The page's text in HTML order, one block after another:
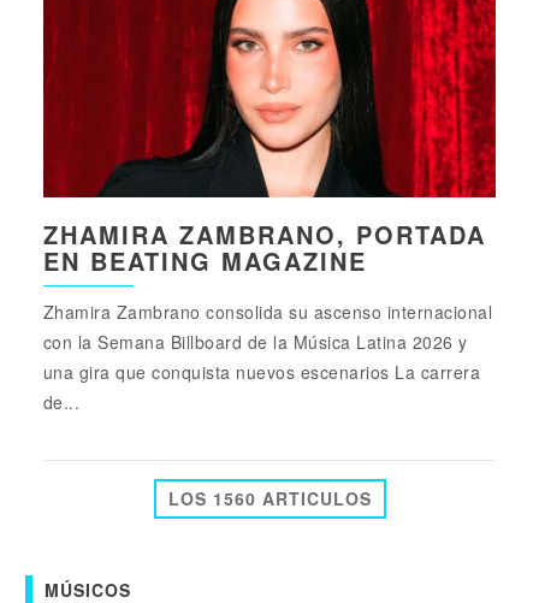
ZHAMIRA ZAMBRANO, PORTADA
EN BEATING MAGAZINE
Zhamira Zambrano consolida su ascenso internacional
con la Semana Billboard de la Música Latina 2026 y
una gira que conquista nuevos escenarios La carrera
de...
LOS 1560 ARTICULOS
MÚSICOS